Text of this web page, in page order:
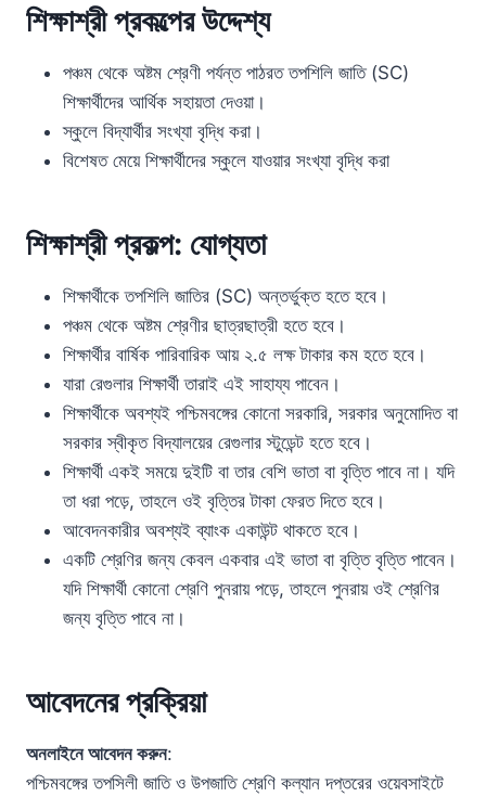
শিক্ষাশ্রী প্রকল্পের উদ্দেশ্য
পঞ্চম থেকে অষ্টম শ্রেণী পর্যন্ত পাঠরত তপশিলি জাতি (SC)
শিক্ষার্থীদের আর্থিক সহায়তা দেওয়া।
স্কুলে বিদ্যার্থীর সংখ্যা বৃদ্ধি করা।
বিশেষত মেয়ে শিক্ষার্থীদের স্কুলে যাওয়ার সংখ্যা বৃদ্ধি করা
শিক্ষাশ্রী প্রকল্প: যোগ্যতা
শিক্ষার্থীকে তপশিলি জাতির (SC) অন্তর্ভুক্ত হতে হবে।
পঞ্চম থেকে অষ্টম শ্রেণীর ছাত্রছাত্রী হতে হবে।
শিক্ষার্থীর বার্ষিক পারিবারিক আয় ২.৫ লক্ষ টাকার কম হতে হবে।
যারা রেগুলার শিক্ষার্থী তারাই এই সাহায্য পাবেন।
শিক্ষার্থীকে অবশ্যই পশ্চিমবঙ্গের কোনো সরকারি, সরকার অনুমোদিত বা
সরকার স্বীকৃত বিদ্যালয়ের রেগুলার স্টুডেন্ট হতে হবে।
শিক্ষার্থী একই সময়ে দুইটি বা তার বেশি ভাতা বা বৃত্তি পাবে না। যদি
তা ধরা পড়ে, তাহলে ওই বৃত্তির টাকা ফেরত দিতে হবে।
আবেদনকারীর অবশ্যই ব্যাংক একাউন্ট থাকতে হবে।
একটি শ্রেণির জন্য কেবল একবার এই ভাতা বা বৃত্তি বৃত্তি পাবেন।
যদি শিক্ষার্থী কোনো শ্রেণি পুনরায় পড়ে, তাহলে পুনরায় ওই শ্রেণির
জন্য বৃত্তি পাবে না।
আবেদনের প্রক্রিয়া
অনলাইনে আবেদন করুন:
পশ্চিমবঙ্গের তপসিলী জাতি ও উপজাতি শ্রেণি কল্যান দপ্তরের ওয়েবসাইটে